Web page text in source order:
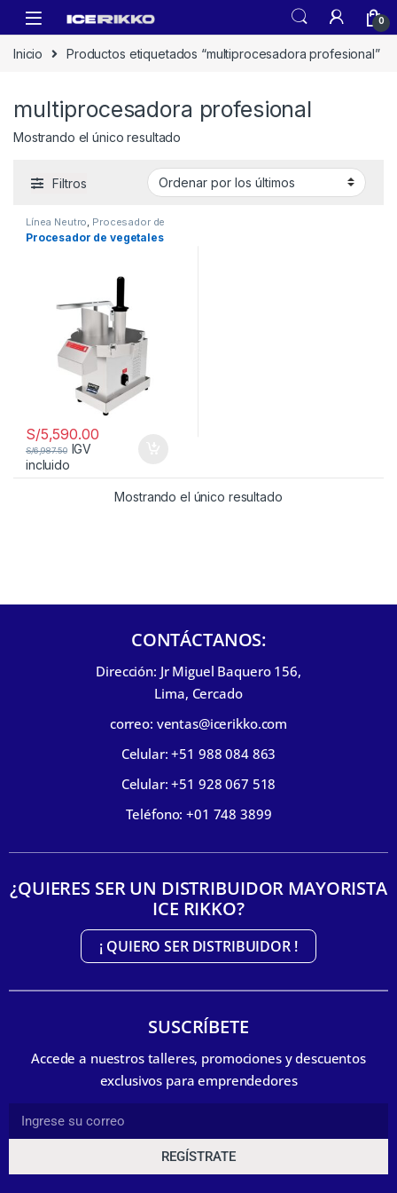
0
Inicio Productos etiquetados “multiprocesadora profesional”
multiprocesadora profesional
Mostrando el único resultado
Filtros
Línea Neutro Procesador de
Vegetales
Procesador de vegetales
S/5,590.00
S/6,987.50 IGV
incluido
Mostrando el único resultado
CONTÁCTANOS:
Dirección: Jr Miguel Baquero 156,
Lima, Cercado
correo: ventas@icerikko.com
Celular: +51 988 084 863
Celular: +51 928 067 518
Teléfono: +01 748 3899
¿QUIERES SER UN DISTRIBUIDOR MAYORISTA
ICE RIKKO?
¡ QUIERO SER DISTRIBUIDOR !
SUSCRÍBETE
Accede a nuestros talleres, promociones y descuentos
exclusivos para emprendedores
REGÍSTRATE